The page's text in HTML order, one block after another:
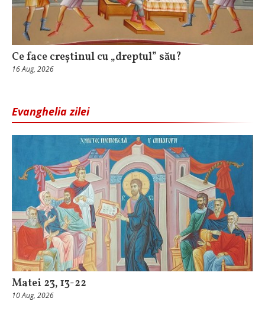
Ce face creștinul cu „dreptul” său?
16 Aug, 2026
Evanghelia zilei
Matei 23, 13-22
10 Aug, 2026